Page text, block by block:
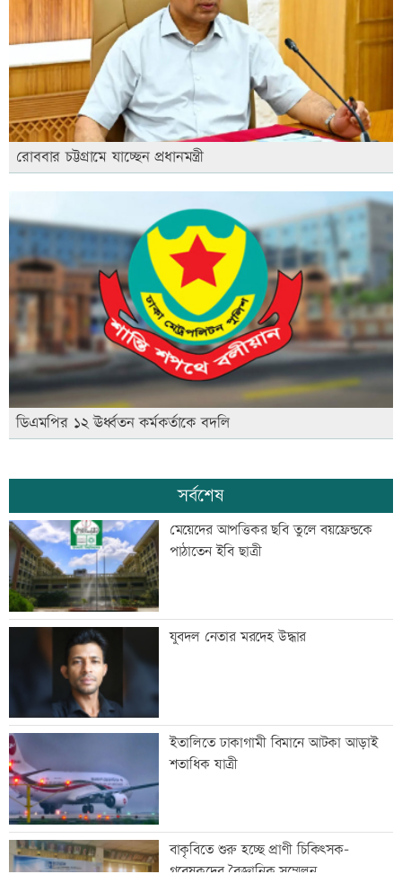
রোববার চট্টগ্রামে যাচ্ছেন প্রধানমন্ত্রী
ডিএমপির ১২ ঊর্ধ্বতন কর্মকর্তাকে বদলি
সর্বশেষ
মেয়েদের আপত্তিকর ছবি তুলে বয়ফ্রেন্ডকে
পাঠাতেন ইবি ছাত্রী
যুবদল নেতার মরদেহ উদ্ধার
ইতালিতে ঢাকাগামী বিমানে আটকা আড়াই
শতাধিক যাত্রী
বাকৃবিতে শুরু হচ্ছে প্রাণী চিকিৎসক-
গবেষকদের বৈজ্ঞানিক সম্মেলন